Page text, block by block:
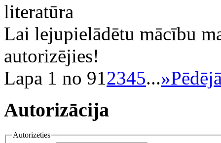
literatūra
Lai lejupielādētu mācību
autorizējies!
Lapa 1 no 912345...»
Autorizācija
Autorizēties